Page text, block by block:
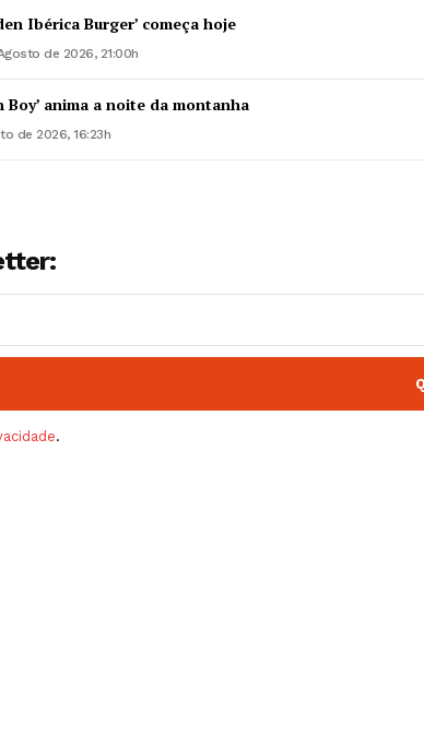
Guimarães, agora!
Ibérica Burger’ começa hoje
de 2026, 21:00h
Boy’ anima a noite da montanha
de 2026, 16:23h
.